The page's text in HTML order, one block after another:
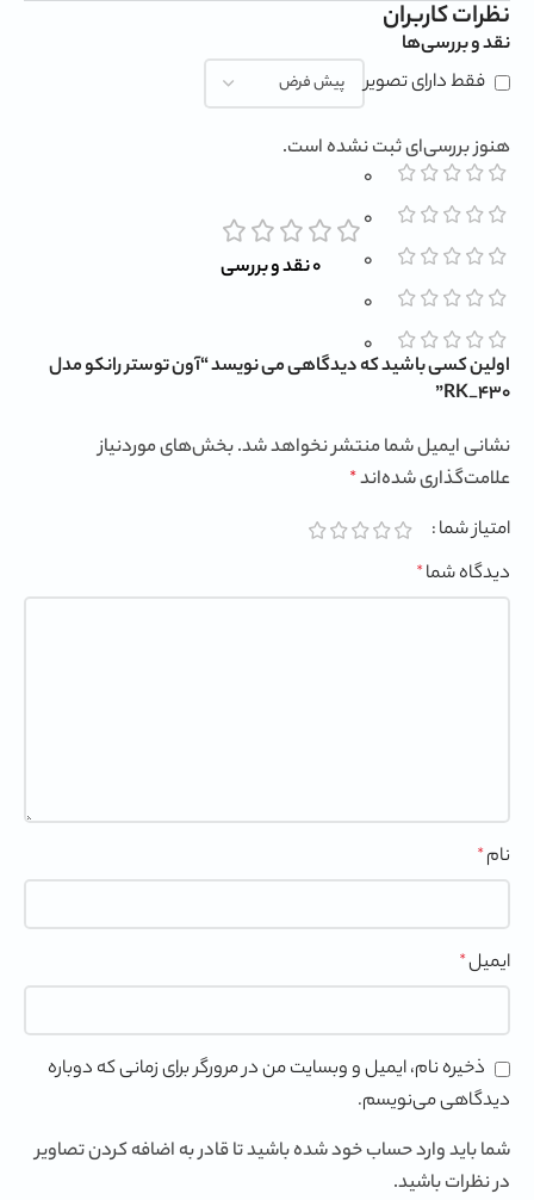
نظرات کاربران
0 نقد و بررسی
0
0
0
0
0
نقد و بررسی‌ها
فقط دارای تصویر
هنوز بررسی‌ای ثبت نشده است.
اولین کسی باشید که دیدگاهی می نویسد “آون توستر رانکو مدل
RK_430”
نشانی ایمیل شما منتشر نخواهد شد.بخش‌های موردنیاز
علامت‌گذاری شده‌اند*
امتیاز شما
دیدگاه شما*
نام*
ایمیل*
ذخیره نام، ایمیل و وبسایت من در مرورگر برای زمانی که دوباره
دیدگاهی می‌نویسم.
شما باید وارد حساب خود شده باشید تا قادر به اضافه کردن تصاویر
در نظرات باشید.